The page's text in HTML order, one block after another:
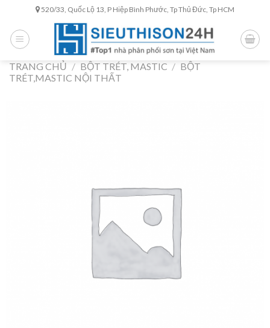
content
520/33, Quốc Lộ 13, P Hiệp Bình Phước, Tp Thủ Đức, Tp HCM
TRANG CHỦ / BỘT TRÉT, MASTIC / BỘT
TRÉT,MASTIC NỘI THẤT